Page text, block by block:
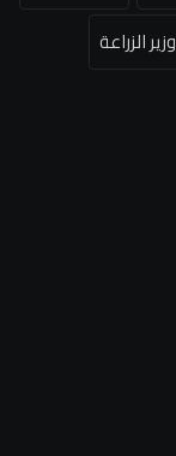
وزير الزراعة